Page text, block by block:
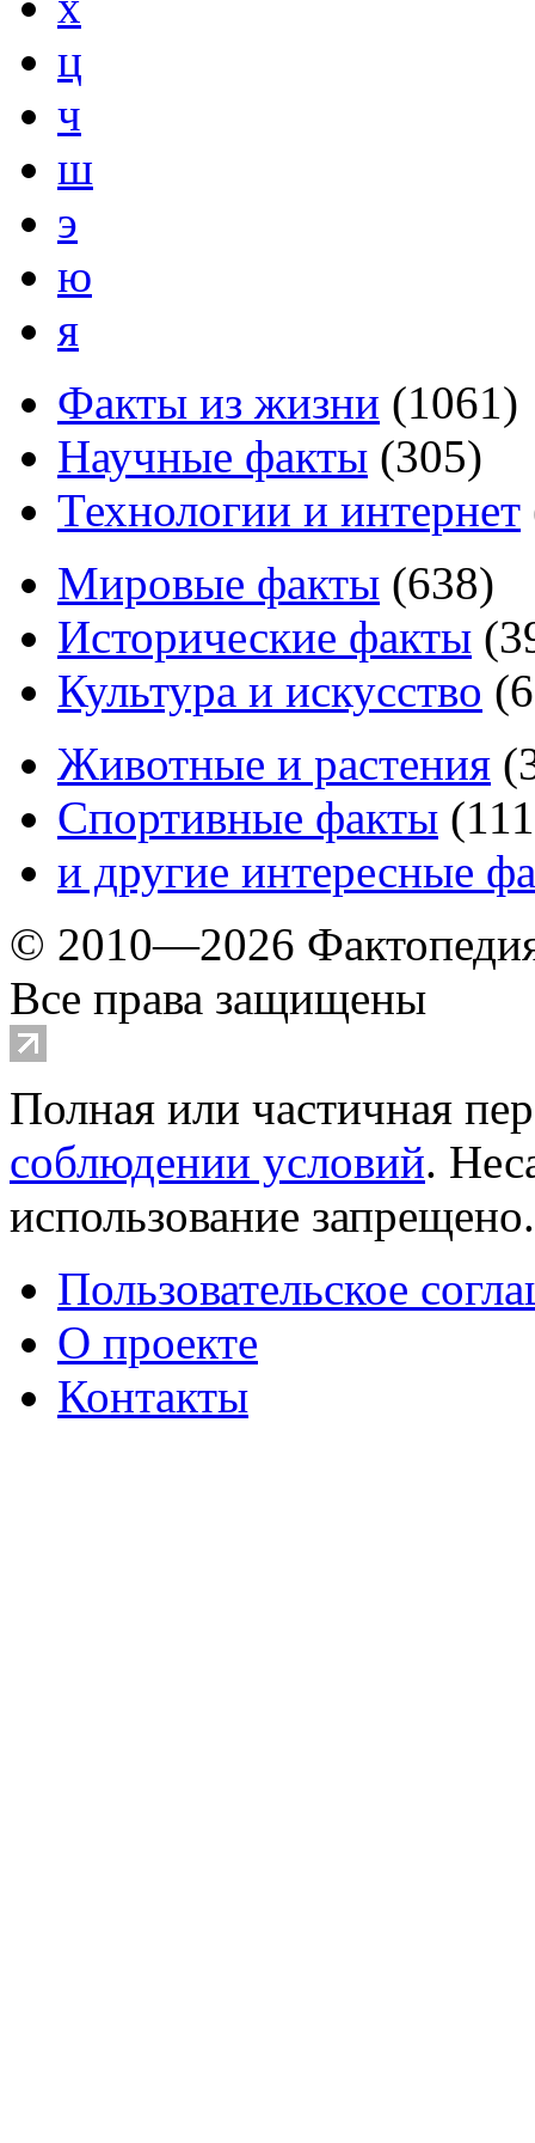
ц
ч
ш
э
ю
я
Факты из жизни (1061)
Научные факты (305)
Технологии и интернет
Мировые факты (638)
Исторические факты (
Культура и искусство (
Животные и растения (
Спортивные факты (111
и другие интересные
© 2010—2026
Все права защищены
Полная или частичная
соблюдении условий.
использование
Пользовательское
О проекте
Контакты